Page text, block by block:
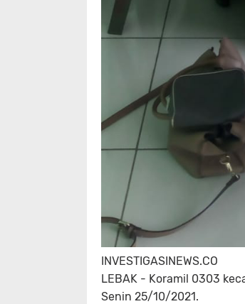
INVESTIGASINEWS.CO
LEBAK - Koramil 0303
Senin 25/10/2021.